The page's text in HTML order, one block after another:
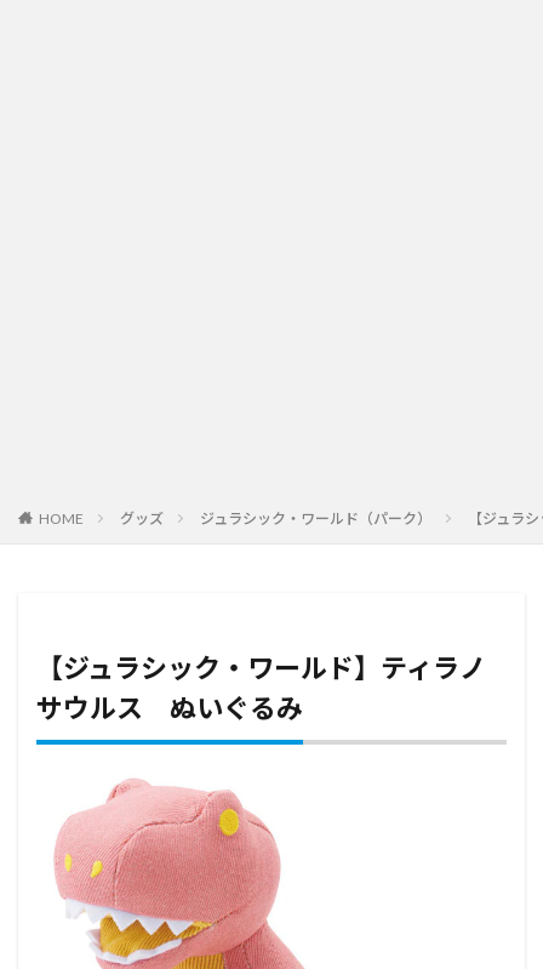
HOME グッズ ジュラシック・ワールド（パーク） 【ジュラ
【ジュラシック・ワールド】ティラノ
サウルス ぬいぐるみ